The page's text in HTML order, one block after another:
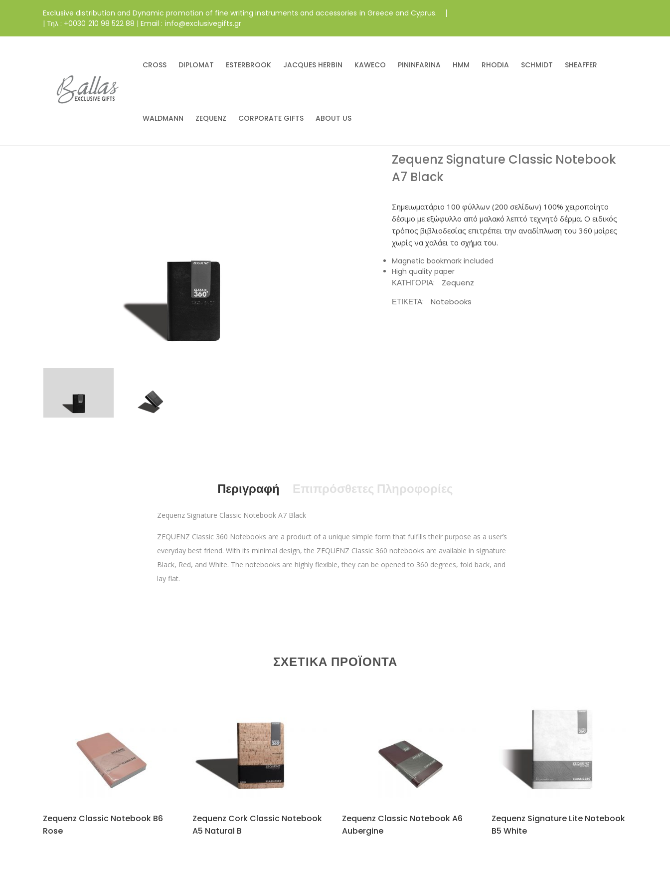
Exclusive distribution and Dynamic promotion of fine writing instruments and accessories in Greece and Cyprus.
| Τηλ : +0030 210 98 522 88 | Email : info@exclusivegifts.gr
CROSS DIPLOMAT ESTERBROOK JACQUES HERBIN KAWECO PININFARINA HMM RHODIA SCHMIDT SHEAFFER
WALDMANN ZEQUENZ CORPORATE GIFTS ABOUT US
Zequenz Signature Classic Notebook
A7 Black
Σημειωματάριο 100 φύλλων (200 σελίδων) 100% χειροποίητο
δέσιμο με εξώφυλλο από μαλακό λεπτό τεχνητό δέρμα. Ο ειδικός
τρόπος βιβλιοδεσίας επιτρέπει την αναδίπλωση του 360 μοίρες
χωρίς να χαλάει το σχήμα του.
Magnetic bookmark included
High quality paper
ΚΑΤΗΓΟΡΊΑ:
Zequenz
ΕΤΙΚΈΤΑ:
Notebooks
Περιγραφή Επιπρόσθετες Πληροφορίες
Zequenz Signature Classic Notebook A7 Black
ZEQUENZ Classic 360 Notebooks are a product of a unique simple form that fulfills their purpose as a user’s
everyday best friend. With its minimal design, the ZEQUENZ Classic 360 notebooks are available in signature
Black, Red, and White. The notebooks are highly flexible, they can be opened to 360 degrees, fold back, and
lay flat.
ΣΧΕΤΙΚΆ ΠΡΟΪΌΝΤΑ
Zequenz Classic Notebook B6
Rose
Zequenz Cork Classic Notebook
A5 Natural B
Zequenz Classic Notebook A6
Aubergine
Zequenz Signature Lite Notebook
B5 White